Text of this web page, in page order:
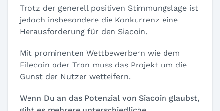
Trotz der generell positiven Stimmungslage ist
jedoch insbesondere die Konkurrenz eine
Herausforderung für den Siacoin.
Mit prominenten Wettbewerbern wie dem
Filecoin oder Tron muss das Projekt um die
Gunst der Nutzer wetteifern.
Wenn Du an das Potenzial von Siacoin glaubst,